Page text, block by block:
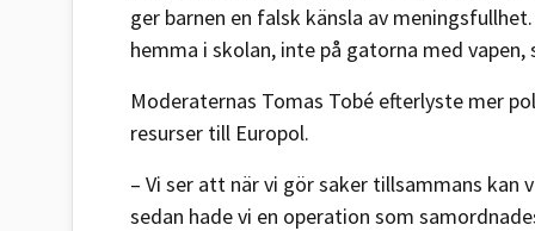
ger barnen en falsk känsla av
hemma i skolan, inte på gatorna med vapen,
Moderaternas Tomas Tobé efterlyste mer
resurser till Europol.
– Vi ser att när vi gör saker tillsammans
sedan hade vi en operation som